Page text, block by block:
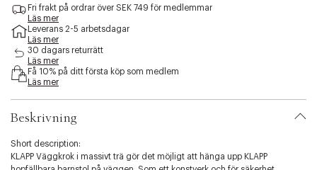
e
s
s
i
i
t
.
v
a
Fri frakt på ordrar över SEK 749 för medlemmar
Läs mer
Leverans 2-5 arbetsdagar
Läs mer
30 dagars returrätt
Läs mer
Få 10% på ditt första köp som medlem
Läs mer
Beskrivning
Short description:
KLAPP Väggkrok i massivt trä gör det möjligt att hänga upp KLAPP